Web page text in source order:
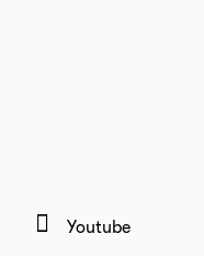
Youtube